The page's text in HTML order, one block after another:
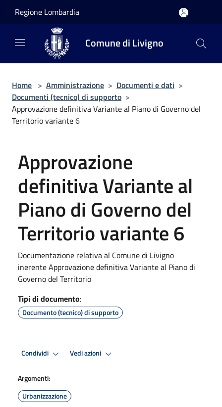
Regione Lombardia
Comune di Livigno
Home > Amministrazione > Documenti e dati >
Documenti (tecnico) di supporto >
Approvazione definitiva Variante al Piano di Governo del
Territorio variante 6
Approvazione
definitiva Variante al
Piano di Governo del
Territorio variante 6
Documentazione relativa al Comune di Livigno
inerente Approvazione definitiva Variante al Piano di
Governo del Territorio
Tipi di documento:
Documento (tecnico) di supporto
Condividi Vedi azioni
Argomenti:
Urbanizzazione